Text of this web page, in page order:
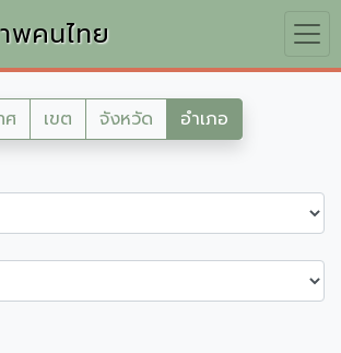
พคนไทย
ศ เขต จังหวัด อำเภอ